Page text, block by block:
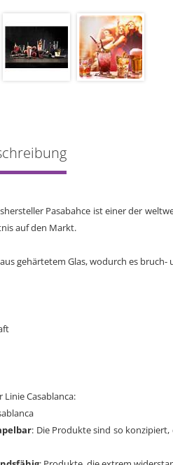
Pasabahce ist einer der
auf den Markt.
gehärtetem Glas, wodurch es
Linie Casablanca:
: Die Produkte sind so